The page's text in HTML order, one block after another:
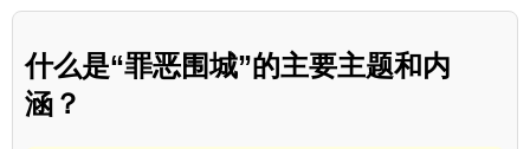
什么是“罪恶围城”的主要主题和内
涵？